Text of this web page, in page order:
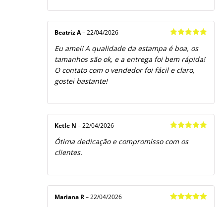
de 5
Beatriz A– 22/04/2026
Eu amei! A qualidade da estampa é boa, os
tamanhos são ok, e a entrega foi bem rápida!
O contato com o vendedor foi fácil e claro,
gostei bastante!
de 5
Ketle N – 22/04/2026
Ótima dedicação e compromisso com os
clientes.
Mariana R – 22/04/2026